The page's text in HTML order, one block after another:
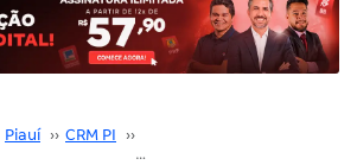
Piauí ›› CRM PI ››